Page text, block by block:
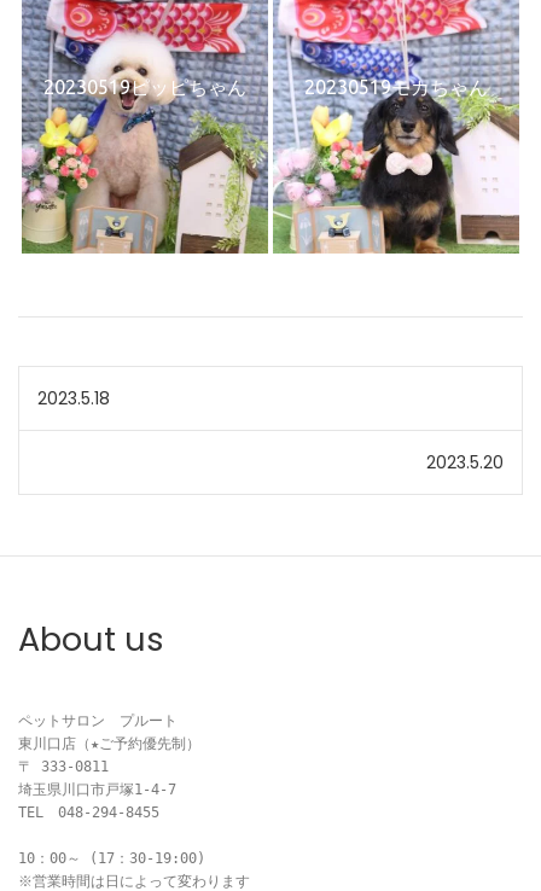
20230519ピッピちゃん 20230519モカちゃん
投
稿
ナ
ビ
ー
シ
ョ
ン
2023.5.18
2023.5.20
About us
ペットサロン　プルート
東川口店（★ご予約優先制）
〒 333-0811
埼玉県川口市戸塚1-4-7
TEL　048-294-8455
10：00～ (17：30-19:00)
※営業時間は日によって変わります